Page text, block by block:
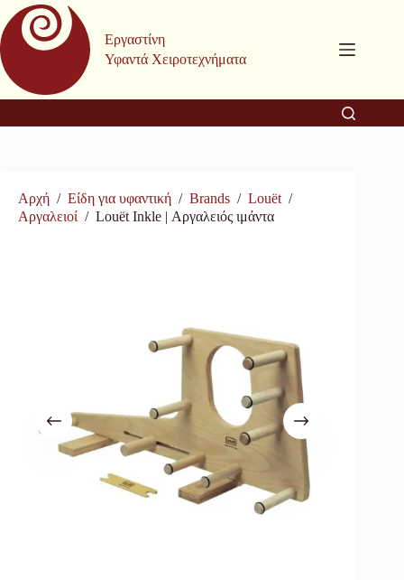
Μετάβαση
στο
περιεχόμενο
Εργαστίνη
Υφαντά Χειροτεχνήματα
Αρχή / Είδη για υφαντική / Brands / Louët /
Αργαλειοί / Louët Inkle | Αργαλειός ιμάντα